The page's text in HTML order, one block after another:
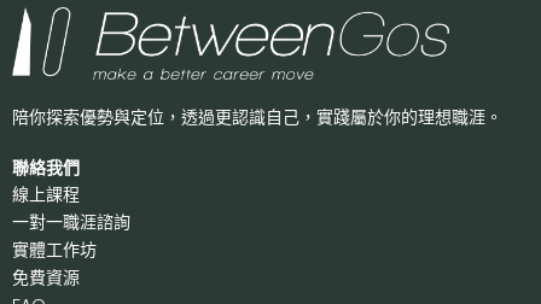
陪你探索優勢與定位，透過更認識自己， 實踐屬於你的理想職涯。
聯絡我們
線上課程
一對一職涯諮詢
實體工作坊
免費資源